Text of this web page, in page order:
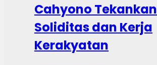
Cahyono Tekankan
Soliditas dan Kerja
Kerakyatan